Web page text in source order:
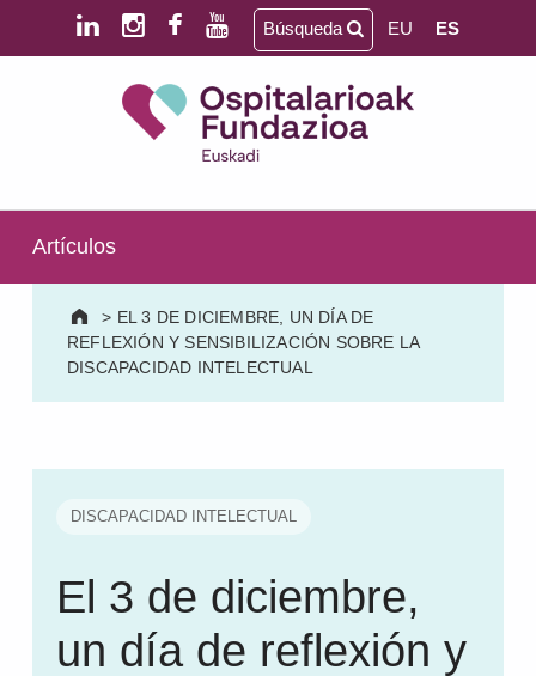
Saltar al contenido principal
Saltar al pie de página
SALUD MENTAL | DISCAPACIDAD INTELECTUAL | NEURORREHABILITACIÓN Y DAÑO CEREBRAL | PERSONA MAYOR
Búsqueda EU ES
Artículos
> EL 3 DE DICIEMBRE, UN DÍA DE
REFLEXIÓN Y SENSIBILIZACIÓN SOBRE LA
DISCAPACIDAD INTELECTUAL
DISCAPACIDAD INTELECTUAL
El 3 de diciembre,
un día de reflexión y